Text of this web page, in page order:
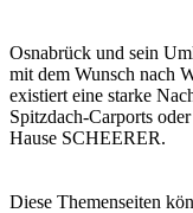
Osnabrück und sein
mit dem Wunsch nach
existiert eine starke
Spitzdach-Carports
Hause SCHEERER.
Diese Themenseiten